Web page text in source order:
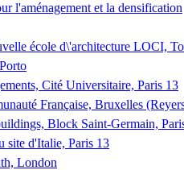
l'aménagement et la densification
école d\'architecture LOCI,
Cité Universitaire, Paris 13
Française, Bruxelles
Block Saint-Germain,
site d'Italie, Paris 13
London